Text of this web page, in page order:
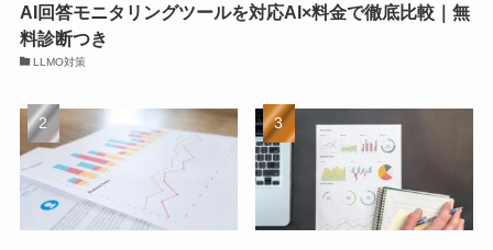
AI回答モニタリングツールを対応AI×料金で徹底比較｜無
料診断つき
LLMO対策